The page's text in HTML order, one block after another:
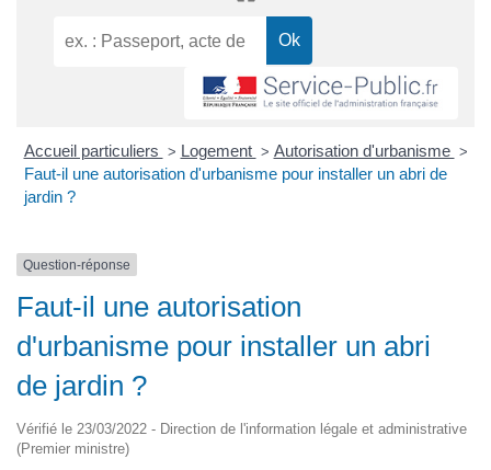
Accueil particuliers > Logement > Autorisation d'urbanisme >
Faut-il une autorisation d'urbanisme pour installer un abri de
jardin ?
Question-réponse
Faut-il une autorisation
d'urbanisme pour installer un abri
de jardin ?
Vérifié le 23/03/2022 - Direction de l'information légale et administrative
(Premier ministre)